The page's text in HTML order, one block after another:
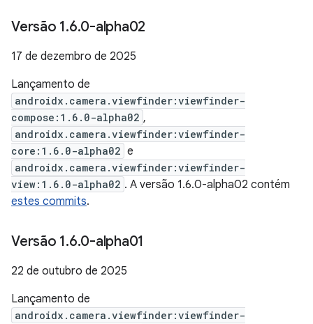
Versão 1.6.0-alpha02
17 de dezembro de 2025
Lançamento de
androidx.camera.viewfinder:viewfinder-
compose:1.6.0-alpha02 ,
androidx.camera.viewfinder:viewfinder-
core:1.6.0-alpha02 e
androidx.camera.viewfinder:viewfinder-
view:1.6.0-alpha02 . A versão 1.6.0-alpha02 contém
estes commits.
Versão 1.6.0-alpha01
22 de outubro de 2025
Lançamento de
androidx.camera.viewfinder:viewfinder-